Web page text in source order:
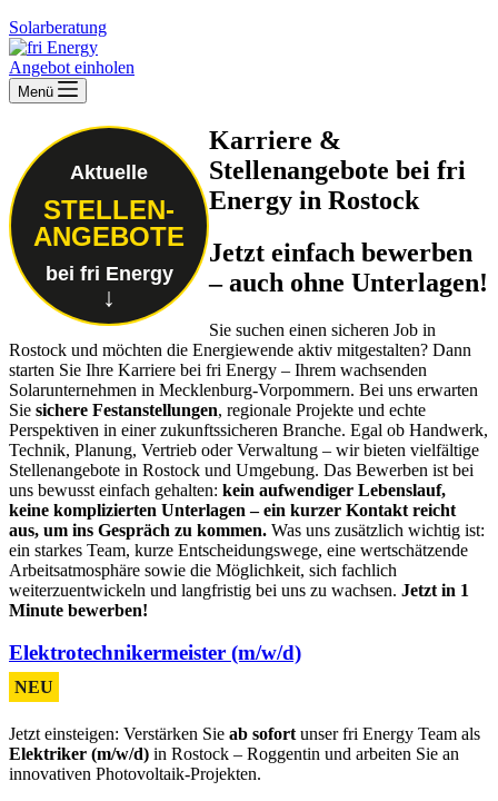
Solarberatung
Angebot einholen
Menü
Aktuelle
STELLEN-
ANGEBOTE
bei fri Energy
↓
Karriere &
Stellenangebote bei fri
Energy in Rostock
Jetzt einfach bewerben
– auch ohne Unterlagen!
Sie suchen einen sicheren Job in
Rostock und möchten die Energiewende aktiv mitgestalten? Dann
starten Sie Ihre Karriere bei fri Energy – Ihrem wachsenden
Solarunternehmen in Mecklenburg-Vorpommern. Bei uns erwarten
Sie sichere Festanstellungen, regionale Projekte und echte
Perspektiven in einer zukunftssicheren Branche. Egal ob Handwerk,
Technik, Planung, Vertrieb oder Verwaltung – wir bieten vielfältige
Stellenangebote in Rostock und Umgebung. Das Bewerben ist bei
uns bewusst einfach gehalten: kein aufwendiger Lebenslauf,
keine komplizierten Unterlagen – ein kurzer Kontakt reicht
aus, um ins Gespräch zu kommen. Was uns zusätzlich wichtig ist:
ein starkes Team, kurze Entscheidungswege, eine wertschätzende
Arbeitsatmosphäre sowie die Möglichkeit, sich fachlich
weiterzuentwickeln und langfristig bei uns zu wachsen. Jetzt in 1
Minute bewerben!
Elektrotechnikermeister (m/w/d)
NEU
Jetzt einsteigen: Verstärken Sie ab sofort unser fri Energy Team als
Elektriker (m/w/d) in Rostock – Roggentin und arbeiten Sie an
innovativen Photovoltaik-Projekten.